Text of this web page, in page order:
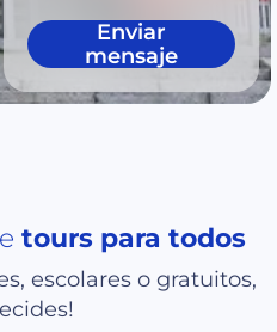
Enviar
mensaje
tours para todos
escolares o gratuitos,